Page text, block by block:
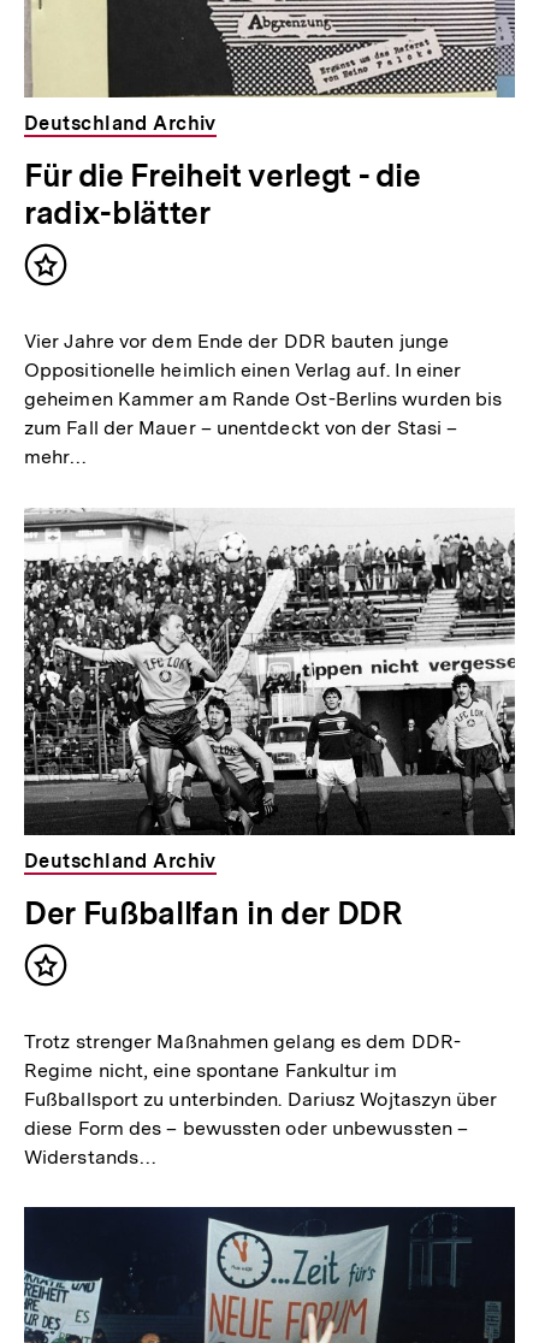
Deutschland Archiv
Für die Freiheit verlegt - die
radix-blätter
Inhalt
Vier Jahre vor dem Ende der DDR bauten junge
Oppositionelle heimlich einen Verlag auf. In einer
geheimen Kammer am Rande Ost-Berlins wurden bis
zum Fall der Mauer – unentdeckt von der Stasi –
mehr…
Deutschland Archiv
Der Fußballfan in der DDR
Inhalt
Trotz strenger Maßnahmen gelang es dem DDR-
Regime nicht, eine spontane Fankultur im
Fußballsport zu unterbinden. Dariusz Wojtaszyn über
diese Form des – bewussten oder unbewussten –
Widerstands…